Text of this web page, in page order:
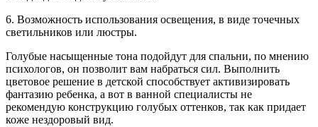
6. Возможность использования освещения, в виде точечных
светильников или люстры.
Голубые насыщенные тона подойдут для спальни, по мнению
психологов, он позволит вам набраться сил. Выполнить
цветовое решение в детской способствует активизировать
фантазию ребенка, а вот в ванной специалисты не
рекомендую конструкцию голубых оттенков, так как придает
коже нездоровый вид.